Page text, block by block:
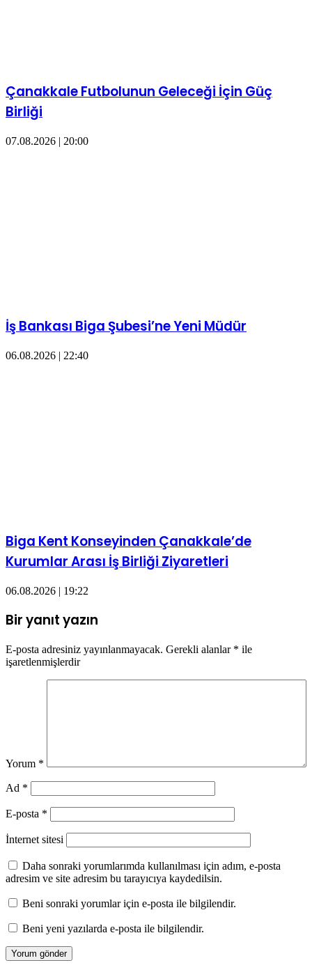
Çanakkale Futbolunun Geleceği İçin Güç
Birliği
07.08.2026 | 20:00
İş Bankası Biga Şubesi’ne Yeni Müdür
06.08.2026 | 22:40
Biga Kent Konseyinden Çanakkale’de
Kurumlar Arası İş Birliği Ziyaretleri
06.08.2026 | 19:22
Bir yanıt yazın
E-posta adresiniz yayınlanmayacak. Gerekli alanlar * ile
işaretlenmişlerdir
Yorum *
Ad *
E-posta *
İnternet sitesi
Daha sonraki yorumlarımda kullanılması için adım, e-posta
adresim ve site adresim bu tarayıcıya kaydedilsin.
Beni sonraki yorumlar için e-posta ile bilgilendir.
Beni yeni yazılarda e-posta ile bilgilendir.